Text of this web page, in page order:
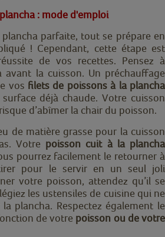
: mode d'emploi
parfaite, tout se prépare en
! Cependant, cette étape est
de vos recettes. Pensez à
avant la cuisson. Un préchauffage
vos filets de poissons à la plancha
déjà chaude. Votre cuisson
d’abîmer la chair du poisson.
de matière grasse pour la cuisson
Votre poisson cuit à la plancha
pourrez facilement le retourner à
pour le servir en un seul joli
votre poisson, attendez qu’il se
les ustensiles de cuisine qui ne
plancha. Respectez également le
de votre poisson ou de votre